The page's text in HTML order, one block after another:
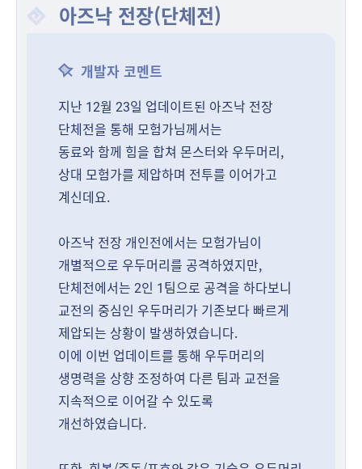
아즈낙 전장(단체전)
개발자 코멘트
지난 12월 23일 업데이트된 아즈낙 전장
단체전을 통해 모험가님께서는
동료와 함께 힘을 합쳐 몬스터와 우두머리,
상대 모험가를 제압하며 전투를 이어가고
계신데요.
아즈낙 전장 개인전에서는 모험가님이
개별적으로 우두머리를 공격하였지만,
단체전에서는 2인 1팀으로 공격을 하다보니
교전의 중심인 우두머리가 기존보다 빠르게
제압되는 상황이 발생하였습니다.
이에 이번 업데이트를 통해 우두머리의
생명력을 상향 조정하여 다른 팀과 교전을
지속적으로 이어갈 수 있도록
개선하였습니다.